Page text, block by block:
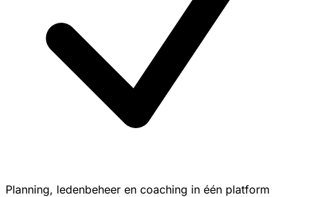
Planning, ledenbeheer en coaching in één platform